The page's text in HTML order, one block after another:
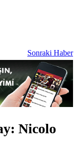
Sonraki Haber
Nicolo